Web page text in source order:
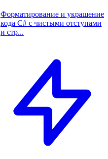
Форматирование и украшение
кода C# с чистыми отступами
и стр...